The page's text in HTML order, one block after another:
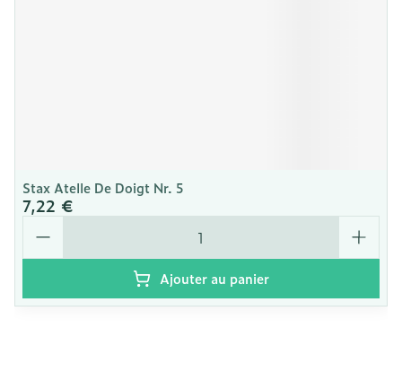
Stax Atelle De Doigt Nr. 5
7,22 €
Quantité
Ajouter au panier